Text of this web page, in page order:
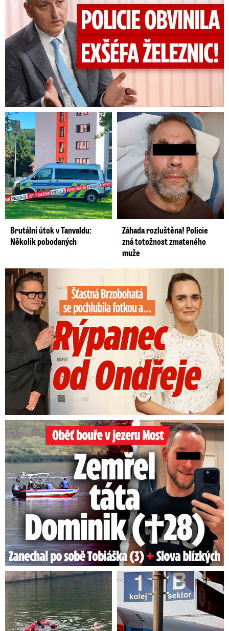
Brutální útok v Tanvaldu:
Několik pobodaných
Záhada rozluštěna! Policie
zná totožnost zmateného
muže
Šťastná Brzobohatá se pochlubila fotkou: Rýpanec od Ondřeje
Oběť bouře v jezeru Most: Zemřel táta Dominik (†28)